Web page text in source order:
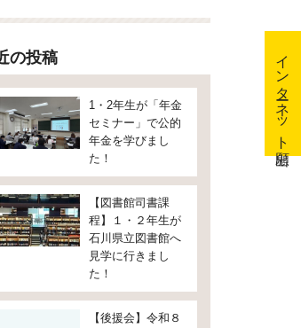
インターネット出願
の投稿
1・2年生が「年金
セミナー」で公的
年金を学びまし
た！
【図書館司書課
程】１・２年生が
石川県立図書館へ
見学に行きまし
た！
【後援会】令和８